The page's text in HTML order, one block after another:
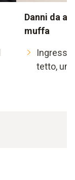
Danni da
muffa
Ingresso
tetto,